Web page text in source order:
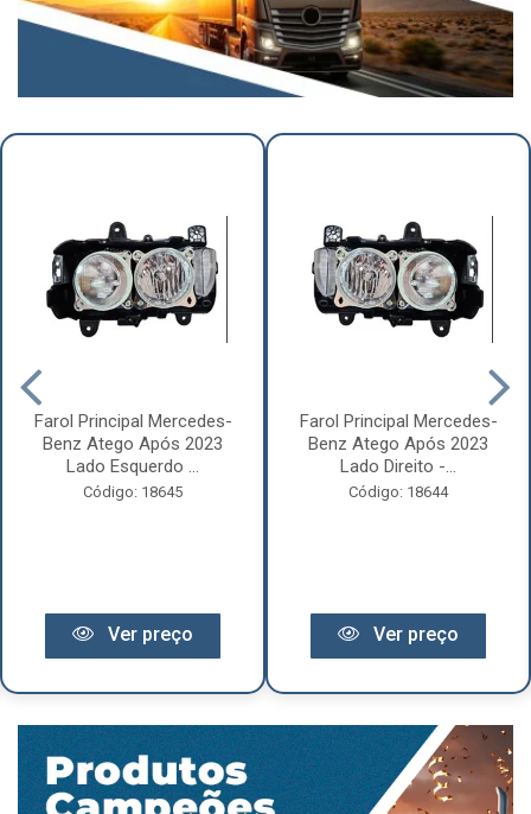
Farol Principal Mercedes-
Benz Atego Após 2023
Lado Esquerdo ...
Código: 18645
Ver preço
Farol Principal Mercedes-
Benz Atego Após 2023
Lado Direito -...
Código: 18644
Ver preço